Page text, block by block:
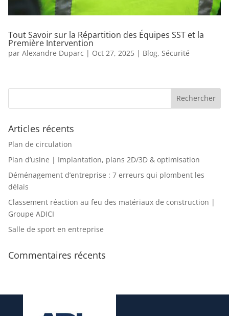
Tout Savoir sur la Répartition des Équipes SST et la
Première Intervention
par Alexandre Duparc | Oct 27, 2025| Blog, Sécurité
Articles récents
Plan de circulation
Plan d’usine | Implantation, plans 2D/3D & optimisation
Déménagement d’entreprise : 7 erreurs qui plombent les
délais
Classement réaction au feu des matériaux de construction |
Groupe ADICI
Salle de sport en entreprise
Commentaires récents